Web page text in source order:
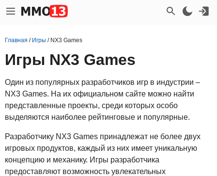
Главная / Игры / NX3 Games
Игры NX3 Games
Один из популярных разработчиков игр в индустрии –
NX3 Games. На их официальном сайте можно найти
представленные проекты, среди которых особо
выделяются наиболее рейтинговые и популярные.
Разработчику NX3 Games принадлежат не более двух
игровых продуктов, каждый из них имеет уникальную
концепцию и механику. Игры разработчика
предоставляют возможность увлекательных